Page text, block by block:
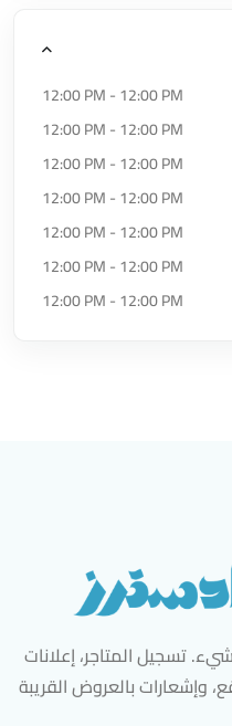
12:00 PM - 12:00 PM
12:00 PM - 12:00 PM
12:00 PM - 12:00 PM
12:00 PM - 12:00 PM
12:00 PM - 12:00 PM
12:00 PM - 12:00 PM
12:00 PM - 12:00 PM
تسجيل المتاجر، إعلانات
وإشعارات بالعروض القريبة